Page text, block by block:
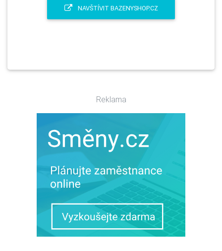
NAVŠTÍVIT BAZENYSHOP.CZ
Reklama